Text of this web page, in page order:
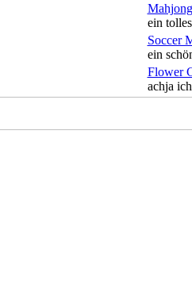
ein
Soccer
ein
Flower
achja